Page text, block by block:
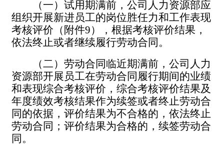
（一） 试用期满前，公司人力资源部应
组织开展新进员工的岗位胜任力和工作表现
考核评价（附件9），根据考核评价结果，
依法终止或者继续履行劳动合同。
（二）劳动合同临近期满前，公司人力
资源部开展员工在劳动合同履行期间的业绩
和表现综合考核评价，综合考核评价结果及
年度绩效考核结果作为续签或者终止劳动合
同的依据，评价结果为不合格的，依法终止
劳动合同；评价结果为合格的，续签劳动合
同。